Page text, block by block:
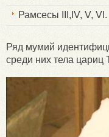
Рамсесы III,IV, V, VI.
Ряд мумий
среди них тела цариц